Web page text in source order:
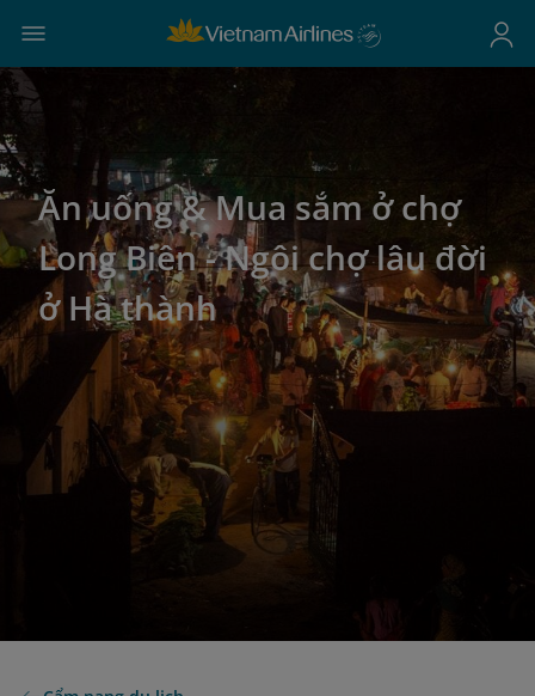
Ăn uống & Mua sắm ở chợ
Long Biên - Ngôi chợ lâu đời
ở Hà thành